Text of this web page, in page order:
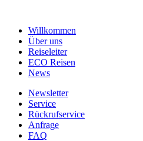
Willkommen
Über uns
Reiseleiter
ECO Reisen
News
Newsletter
Service
Rückrufservice
Anfrage
FAQ